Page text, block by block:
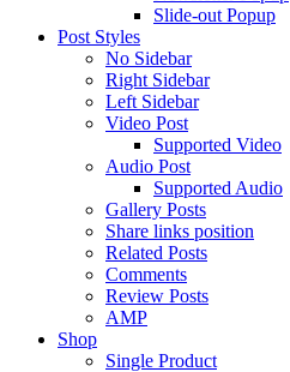
Slide-out Popup
Post Styles
No Sidebar
Right Sidebar
Left Sidebar
Video Post
Supported Video
Audio Post
Supported Audio
Gallery Posts
Share links position
Related Posts
Comments
Review Posts
AMP
Shop
Single Product